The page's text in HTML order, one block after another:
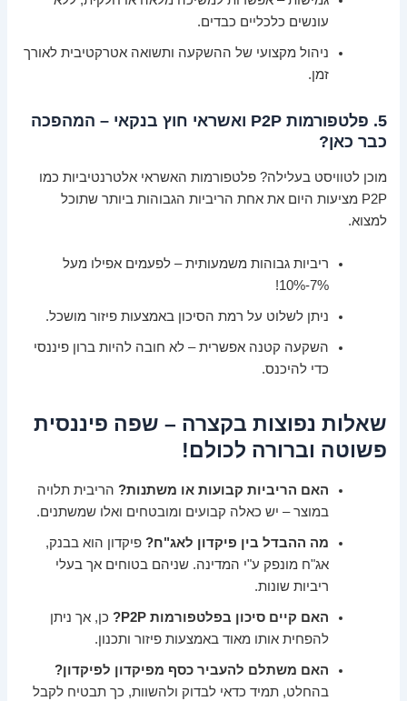
עונשים כלכליים כבדים.
ניהול מקצועי של ההשקעה ותשואה אטרקטיבית לאורך
זמן.
5. פלטפורמות P2P ואשראי חוץ בנקאי – המהפכה
כבר כאן?
מוכן לטוויסט בעלילה? פלטפורמות האשראי אלטרנטיביות כמו
P2P מציעות היום את אחת הריביות הגבוהות ביותר שתוכל
למצוא.
ריביות גבוהות משמעותית – לפעמים אפילו מעל
7%-10%!
ניתן לשלוט על רמת הסיכון באמצעות פיזור מושכל.
השקעה קטנה אפשרית – לא חובה להיות ברון פיננסי
כדי להיכנס.
שאלות נפוצות בקצרה – שפה פיננסית
פשוטה וברורה לכולם!
האם הריביות קבועות או משתנות? הריבית תלויה
במוצר – יש כאלה קבועים ומובטחים ואלו שמשתנים.
מה ההבדל בין פיקדון לאג"ח? פיקדון הוא בבנק,
אג"ח מונפק ע"י המדינה. שניהם בטוחים אך בעלי
ריביות שונות.
האם קיים סיכון בפלטפורמות P2P?
כן, אך ניתן
להפחית אותו מאוד באמצעות פיזור ותכנון.
האם משתלם להעביר כסף מפיקדון לפיקדון?
בהחלט, תמיד כדאי לבדוק ולהשוות, כך תבטיח לקבל